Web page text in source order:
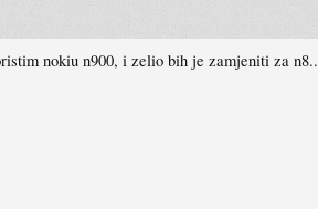
nokiu n900, i zelio bih je zamjeniti za